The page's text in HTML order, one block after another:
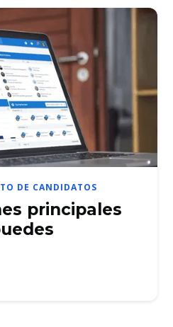
DE CANDIDATOS
principales